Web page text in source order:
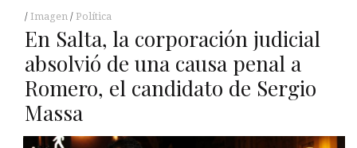
Imagen Política
En Salta, la corporación judicial
absolvió de una causa penal a
Romero, el candidato de Sergio
Massa